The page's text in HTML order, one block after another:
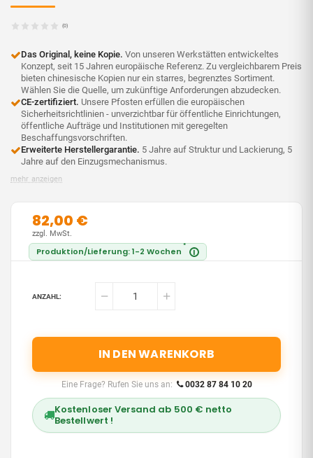
(0)
Das Original, keine Kopie. Von unseren Werkstätten entwickeltes
Konzept, seit 15 Jahren europäische Referenz. Zu vergleichbarem Preis
bieten chinesische Kopien nur ein starres, begrenztes Sortiment.
Wählen Sie die Quelle, um zukünftige Anforderungen abzudecken.
CE-zertifiziert. Unsere Pfosten erfüllen die europäischen
Sicherheitsrichtlinien - unverzichtbar für öffentliche Einrichtungen,
öffentliche Aufträge und Institutionen mit geregelten
Beschaffungsvorschriften.
Erweiterte Herstellergarantie. 5 Jahre auf Struktur und Lackierung, 5
Jahre auf den Einzugsmechanismus.
mehr anzeigen
82,00 €
Produktion/Lieferung: 1-2 Wochen *
i
zzgl. MwSt.
ANZAHL:
IN DEN WARENKORB
Eine Frage? Rufen Sie uns an: 0032 87 84 10 20
Kostenloser Versand ab 500 € netto
Bestellwert !